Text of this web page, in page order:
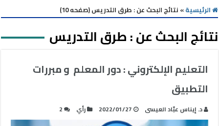
الرئيسية» نتائج البحث عن : طرق التدريس (صفحه 10)
نتائج البحث عن :طرق التدريس
التعليم الإلكتروني : دور المعلم و مبررات
التطبيق
د. إيناس عبّاد العيسى 2022/01/27 رأي 2